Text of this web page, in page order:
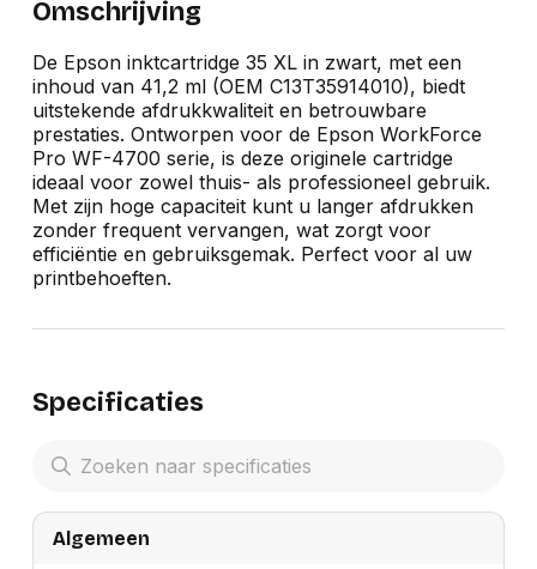
Omschrijving
De Epson inktcartridge 35 XL in zwart, met een
inhoud van 41,2 ml (OEM C13T35914010), biedt
uitstekende afdrukkwaliteit en betrouwbare
prestaties. Ontworpen voor de Epson WorkForce
Pro WF-4700 serie, is deze originele cartridge
ideaal voor zowel thuis- als professioneel gebruik.
Met zijn hoge capaciteit kunt u langer afdrukken
zonder frequent vervangen, wat zorgt voor
efficiëntie en gebruiksgemak. Perfect voor al uw
printbehoeften.
Specificaties
Algemeen